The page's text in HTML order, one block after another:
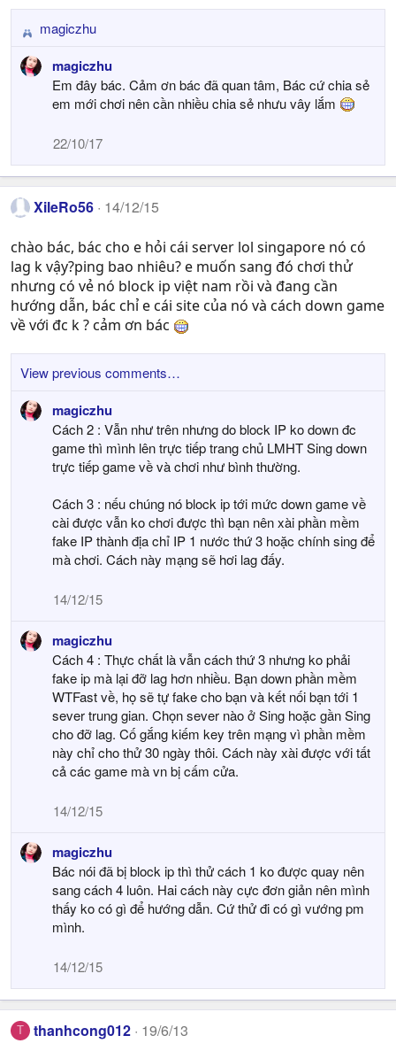
R
e
a
n
s
:
magiczhu
magiczhu
Em đây bác. Cảm ơn bác đã quan tâm, Bác cứ chia sẻ
em mới chơi nên cần nhiều chia sẻ nhưu vây lắm
22/10/17
XileRo56 14/12/15
chào bác, bác cho e hỏi cái server lol singapore nó có
lag k vậy?ping bao nhiêu? e muốn sang đó chơi thử
nhưng có vẻ nó block ip việt nam rồi và đang cần
hướng dẫn, bác chỉ e cái site của nó và cách down game
về với đc k ? cảm ơn bác
View previous comments…
magiczhu
Cách 2 : Vẫn như trên nhưng do block IP ko down đc
game thì mình lên trực tiếp trang chủ LMHT Sing down
trực tiếp game về và chơi như bình thường.
Cách 3 : nếu chúng nó block ip tới mức down game về
cài được vẫn ko chơi được thì bạn nên xài phần mềm
fake IP thành địa chỉ IP 1 nước thứ 3 hoặc chính sing để
mà chơi. Cách này mạng sẽ hơi lag đấy.
14/12/15
magiczhu
Cách 4 : Thực chất là vẫn cách thứ 3 nhưng ko phải
fake ip mà lại đỡ lag hơn nhiều. Bạn down phần mềm
WTFast về, họ sẽ tự fake cho bạn và kết nối bạn tới 1
sever trung gian. Chọn sever nào ở Sing hoặc gần Sing
cho đỡ lag. Cố gắng kiếm key trên mạng vì phần mềm
này chỉ cho thử 30 ngày thôi. Cách này xài được với tất
cả các game mà vn bị cấm cửa.
14/12/15
magiczhu
Bác nói đã bị block ip thì thử cách 1 ko được quay nên
sang cách 4 luôn. Hai cách này cực đơn giản nên mình
thấy ko có gì để hướng dẫn. Cứ thử đi có gì vướng pm
mình.
14/12/15
T thanhcong012 19/6/13